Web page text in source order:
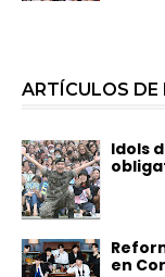
ARTÍCULOS DE
Idols
en